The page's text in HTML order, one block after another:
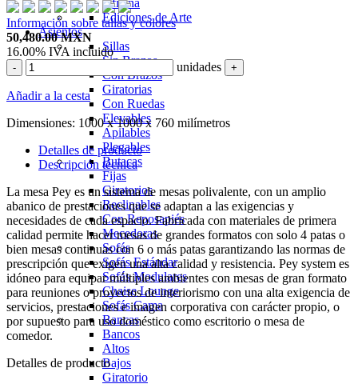
Oficina
Ediciones de Arte
Asientos
Sillas
Sin Brazos
Con Brazos
Giratorias
Con Ruedas
Elevables
Apilables
Plegables
Butacas
Fijas
Giratorios
Reclinables
Con Reposapiés
Mecedoras
Sofás
Sofás Estándar
Sofás Modulares
Chaise Lounge
Sofás Cama
Bancas
Bancos
Altos
Bajos
Giratorio
Información sobre tallas y colores
50,480.00 MXN
16.00% IVA incluido
- unidades +
Añadir a la cesta
Dimensiones: 1000 x 1000 x 760 milímetros
Detalles de producto
Descripción técnica
La mesa Pey es un sistema de mesas polivalente, con un amplio
abanico de prestaciones que se adaptan a las exigencias y
necesidades de cada espacio. Fabricada con materiales de primera
calidad permite hacer mesas de grandes formatos con solo 4 patas o
bien mesas continuas con 6 o más patas garantizando las normas de
prescripción que exigen una alta calidad y resistencia. Pey system es
idóneo para equipar múltiples ambientes con mesas de gran formato
para reuniones o proyectos de interiorismo con una alta exigencia de
servicios, prestaciones e imagen corporativa con carácter propio, o
por supuesto para uso doméstico como escritorio o mesa de
comedor.
Detalles de producto